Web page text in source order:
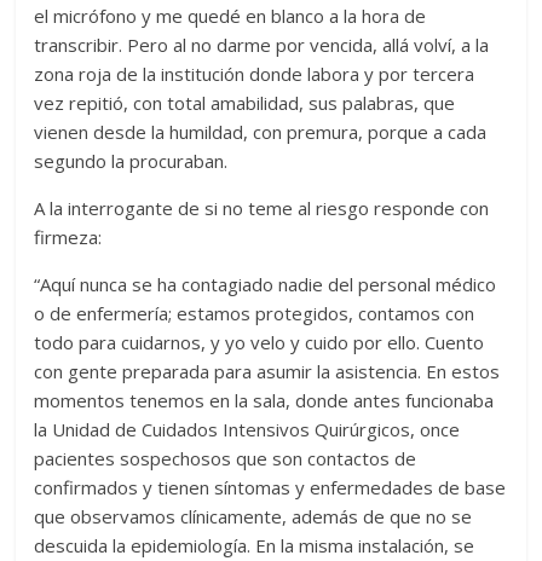
el micrófono y me quedé en blanco a la hora de
transcribir. Pero al no darme por vencida, allá volví, a la
zona roja de la institución donde labora y por tercera
vez repitió, con total amabilidad, sus palabras, que
vienen desde la humildad, con premura, porque a cada
segundo la procuraban.
A la interrogante de si no teme al riesgo responde con
firmeza:
“Aquí nunca se ha contagiado nadie del personal médico
o de enfermería; estamos protegidos, contamos con
todo para cuidarnos, y yo velo y cuido por ello. Cuento
con gente preparada para asumir la asistencia. En estos
momentos tenemos en la sala, donde antes funcionaba
la Unidad de Cuidados Intensivos Quirúrgicos, once
pacientes sospechosos que son contactos de
confirmados y tienen síntomas y enfermedades de base
que observamos clínicamente, además de que no se
descuida la epidemiología. En la misma instalación, se